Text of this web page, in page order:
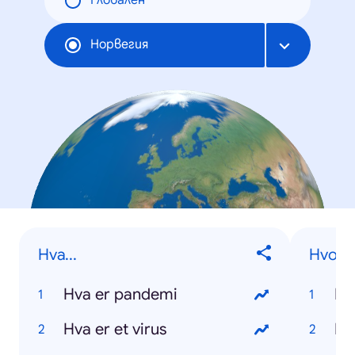
Норвегия
Hva...
Hva er pandemi
Hva er et virus